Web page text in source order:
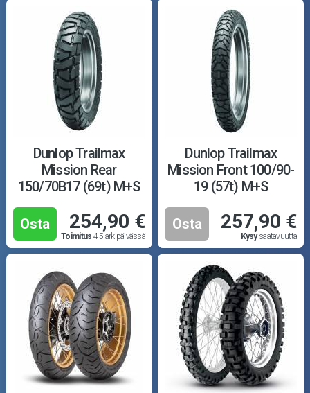
Dunlop Trailmax
Mission Rear
150/70B17 (69t) M+S
Osta 254,90 €
Toimitus 4-5 arkipäivässä
Dunlop Trailmax
Mission Front 100/90-
19 (57t) M+S
Osta 257,90 €
Kysysaatavuutta